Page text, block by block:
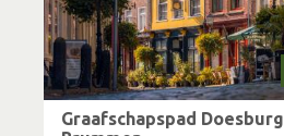
Graafschapspad Doesburg